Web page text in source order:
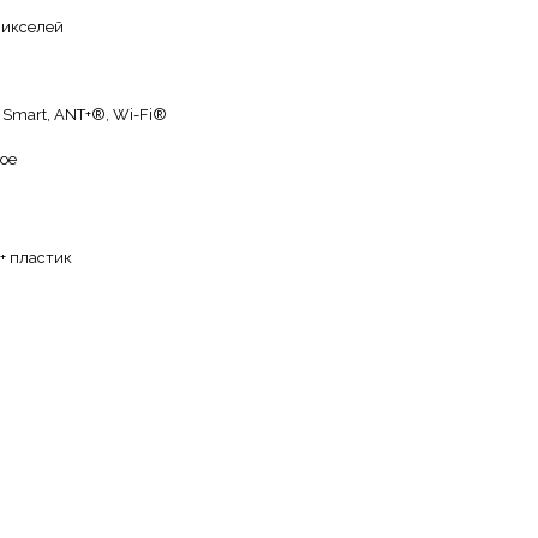
ANT+®, Wi-Fi®
пластик